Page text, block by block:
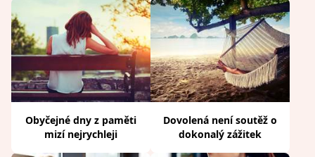
Obyčejné dny z paměti
mizí nejrychleji
Dovolená není soutěž o
dokonalý zážitek